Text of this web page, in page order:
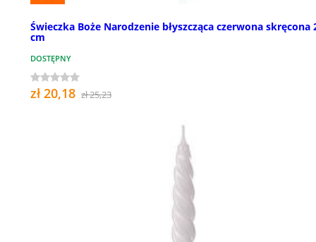
Świeczka Boże Narodzenie błyszcząca czerwona skręcona
cm
DOSTĘPNY
zł 20,18 zł 25,23